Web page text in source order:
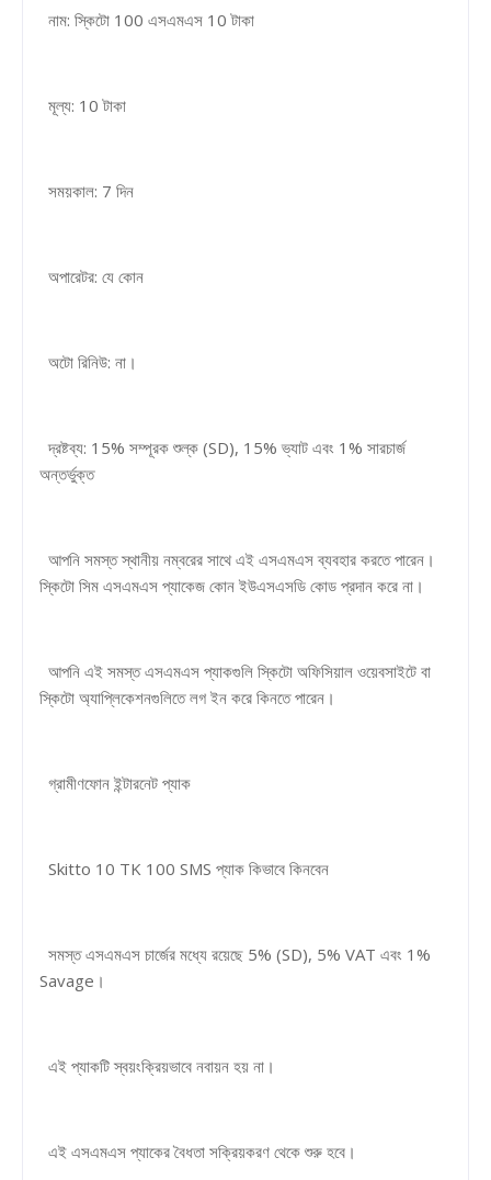
নাম: স্কিটো 100 এসএমএস 10 টাকা
মূল্য: 10 টাকা
সময়কাল: 7 দিন
অপারেটর: যে কোন
অটো রিনিউ: না।
দ্রষ্টব্য: 15% সম্পূরক শুল্ক (SD), 15% ভ্যাট এবং 1% সারচার্জ
অন্তর্ভুক্ত
আপনি সমস্ত স্থানীয় নম্বরের সাথে এই এসএমএস ব্যবহার করতে পারেন।
স্কিটো সিম এসএমএস প্যাকেজ কোন ইউএসএসডি কোড প্রদান করে না।
আপনি এই সমস্ত এসএমএস প্যাকগুলি স্কিটো অফিসিয়াল ওয়েবসাইটে বা
স্কিটো অ্যাপ্লিকেশনগুলিতে লগ ইন করে কিনতে পারেন।
গ্রামীণফোন ইন্টারনেট প্যাক
Skitto 10 TK 100 SMS প্যাক কিভাবে কিনবেন
সমস্ত এসএমএস চার্জের মধ্যে রয়েছে 5% (SD), 5% VAT এবং 1%
Savage।
এই প্যাকটি স্বয়ংক্রিয়ভাবে নবায়ন হয় না।
এই এসএমএস প্যাকের বৈধতা সক্রিয়করণ থেকে শুরু হবে।